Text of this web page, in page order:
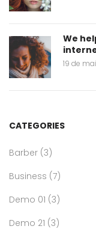
We
19 de
CATEGORIES
Barber (3)
Business (7)
Demo 01 (3)
Demo 21 (3)